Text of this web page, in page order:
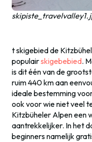
t skigebied de
populairskigebebied.
is dit één van de
ruim 440 km aan
ideale bestemming
ook voor wie niet veel
Kitzbüheler Alpen een
aantrekkelijker. In het
beginners namelijk